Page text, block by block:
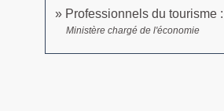
Professionnels du tourisme
Ministère chargé de l'économie